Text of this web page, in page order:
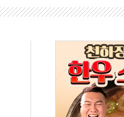
'뻔뻔' 받아친 정청래…제주 연
랑주의보…10일까지 최대 3.5m
사망 23명…정부, 비상대응기
양, 수도 베이징도 부동산 규제
수위 상승으로 피서객 7명 고립